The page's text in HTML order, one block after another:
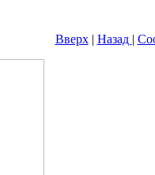
Вверх| Назад |